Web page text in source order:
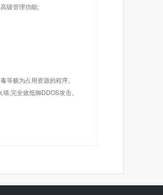
级管理功能;
极为占用资源的程序。
,完全效抵御DDOS攻击。